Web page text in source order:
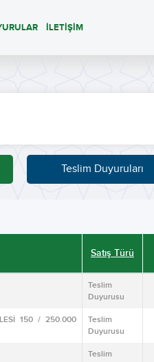
İLETİŞİM
Teslim Duyuruları
Satış Türü
Teslim
Duyurusu
150 / 250.000
Teslim
Duyurusu
Teslim